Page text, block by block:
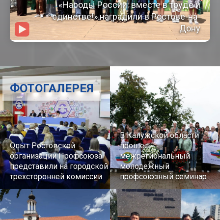
«Народы России: вместе в труде и
единстве!» наградили в Ростове-на-
Дону
Опыт Ростовской
организации Профсоюза
представили на городской
трехсторонней комиссии
В Калужской области
прошел
межрегиональный
молодежный
профсоюзный семинар
ФОТОГАЛЕРЕЯ